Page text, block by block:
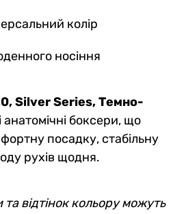
колір
носіння
Silver Series, Темно-
боксери, що
посадку, стабільну
рухів щодня.
відтінок кольору можуть